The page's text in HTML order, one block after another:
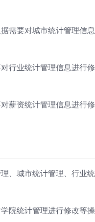
需要对城市统计管理信
行业统计管理信息进行
薪资统计管理信息进行
、城市统计管理、行业
院统计管理进行修改等